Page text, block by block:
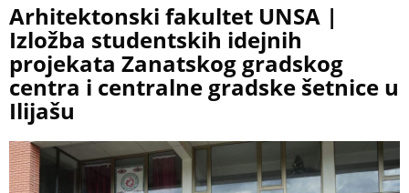
Arhitektonski fakultet UNSA |
Izložba studentskih idejnih
projekata Zanatskog gradskog
centra i centralne gradske šetnice u
Ilijašu